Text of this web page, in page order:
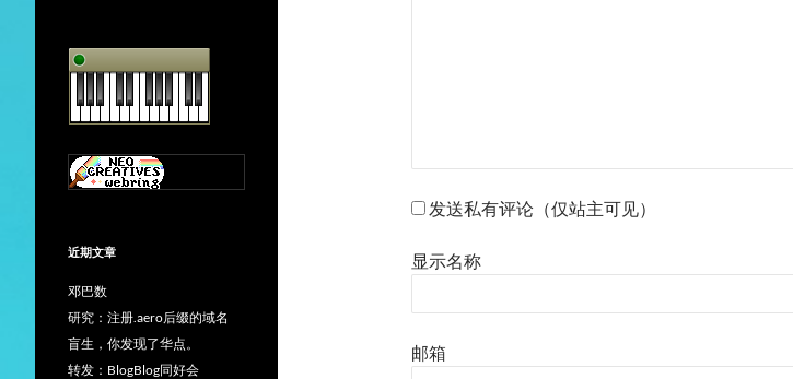
发送私有评论（仅站主可见）
显示名称
邮箱
近期文章
邓巴数
研究：注册.aero后缀的域名
盲生，你发现了华点。
转发：BlogBlog同好会